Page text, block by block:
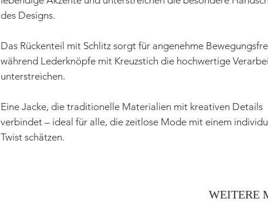
des Designs.
Das Rückenteil mit Schlitz sorgt für angenehme
während Lederknöpfe mit Kreuzstich die hochwertige
unterstreichen.
Eine Jacke, die traditionelle Materialien mit kreativen Details
verbindet – ideal für alle, die zeitlose Mode mit einem
Twist schätzen.
WEITERE